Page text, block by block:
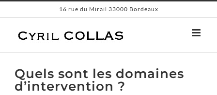
Passer
16 rue du Mirail 33000 Bordeaux
Quels sont les domaines
d’intervention ?